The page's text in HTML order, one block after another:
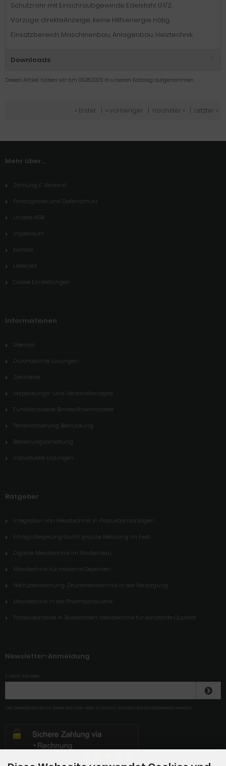
Schutzrohr mit Einschraubgewinde Edelstahl G1/2.
Vorzüge: direkteAnzeige, keine Hilfsenergie nötig.
Einsatzbereich: Maschinenbau, Anlagenbau, Heiztechnik.
Downloads
Diesen Artikel haben wir am 05.08.2026 in unseren Katalog aufgenommen.
« Erster « vorheriger nächster » Letzter »
Mehr über...
Zahlung & Versand
Privatsphäre und Datenschutz
Unsere AGB
Impressum
Kontakt
Lieferzeit
Cookie Einstellungen
Informationen
Sitemap
Durchdachte Lösungen
Zertifikate
Verpackungs- und Versandkonzepte
Funktionsweise Bimetallthermometer
Personalisierung Bedruckung
Bedienungsanleitung
individuelle Lösungen
Ratgeber
Integration von Messtechnik in Produktionsanlagen
Ertragssteigerung durch präzise Messung im Feld
Digitale Messtechnik im Straßenbau
Messtechnik für moderne Deponien
Netzüberwachung: Druckmesstechnik in der Versorgung
Messtechnik in der Pharmaindustrie
Prozesskontrolle in Bioreaktoren: Messtechnik für konstante Qualität
Newsletter-Anmeldung
E-Mail-Adresse:
Der Newsletter kann jederzeit hier oder in Ihrem Kundenkonto abbestellt werden.